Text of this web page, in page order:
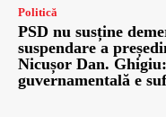
Politică
PSD nu susține
suspendare a
Nicușor Dan.
guvernamentală e